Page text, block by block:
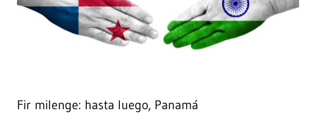
Fir milenge: hasta luego, Panamá